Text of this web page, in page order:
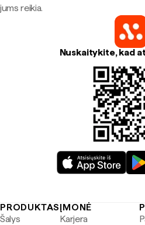
jums reikia.
Nuskaitykite, kad
PRODUKTAS
Šalys
ĮMONĖ
Karjera